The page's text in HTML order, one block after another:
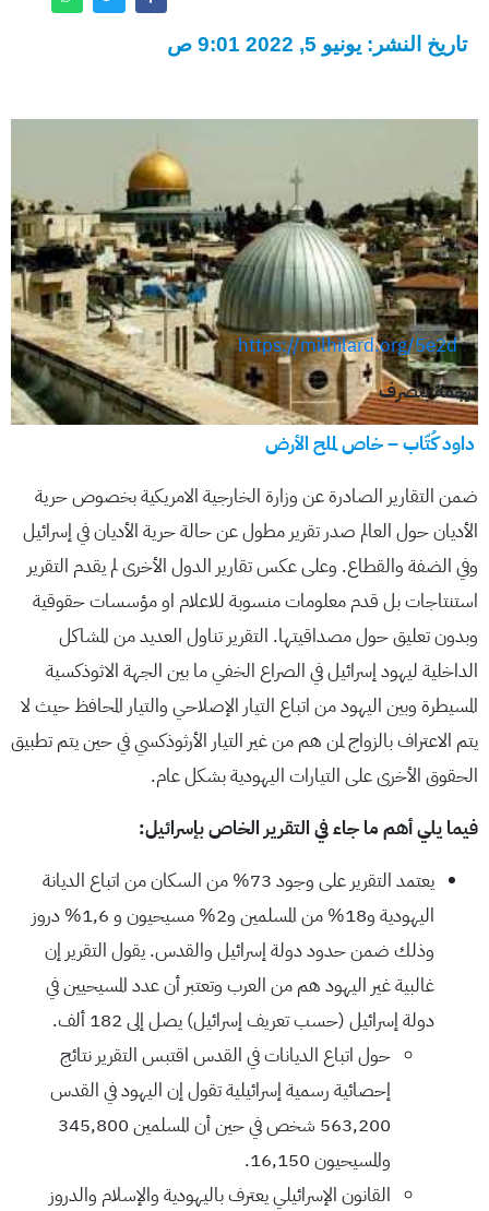
تاريخ النشر: يونيو 5, 2022 9:01 ص
:
https://milhilard.org/5e2d
ترجمة بتصرف
داود كُتّاب – خاص لملح الأرض
ضمن التقارير الصادرة عن وزارة الخارجية الامريكية بخصوص حرية
الأديان حول العالم صدر تقرير مطول عن حالة حرية الأديان في إسرائيل
وفي الضفة والقطاع. وعلى عكس تقارير الدول الأخرى لم يقدم التقرير
استنتاجات بل قدم معلومات منسوبة للاعلام او مؤسسات حقوقية
وبدون تعليق حول مصداقيتها. التقرير تناول العديد من المشاكل
الداخلية ليهود إسرائيل في الصراع الخفي ما بين الجهة الاثوذكسية
المسيطرة وبين اليهود من اتباع التيار الإصلاحي والتيار المحافظ حيث لا
يتم الاعتراف بالزواج لمن هم من غير التيار الأرثوذكسي في حين يتم تطبيق
الحقوق الأخرى على التيارات اليهودية بشكل عام.
فيما يليأهمما جاءفي التقرير الخاصبإسرائيل:
يعتمد التقرير على وجود 73% من السكان من اتباع الديانة
اليهودية و18% من المسلمين و2% مسيحيون و 1,6% دروز
وذلك ضمن حدود دولة إسرائيل والقدس. يقول التقرير إن
غالبية غير اليهود هم من العرب وتعتبر أن عدد المسيحيين في
دولة إسرائيل (حسب تعريف إسرائيل) يصل إلى 182 ألف.
حول اتباع الديانات في القدس اقتبس التقرير نتائج
إحصائية رسمية إسرائيلية تقول إن اليهود في القدس
563,200 شخص في حين أن المسلمين 345,800
والمسيحيون 16,150.
القانون الإسرائيلي يعترف باليهودية والإسلام والدروز